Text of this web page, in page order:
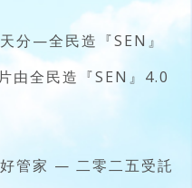
分—全民造『SEN』
由全民造『SEN』4.0
管家 — 二零二五受託